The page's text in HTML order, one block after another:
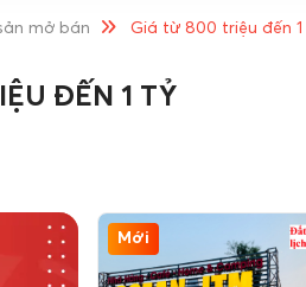
mở bán Giá từ 800 triệu đến
ĐẾN 1 TỶ
Mới